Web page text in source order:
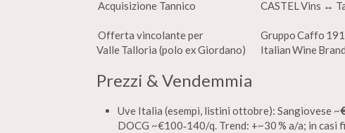
Acquisizione Tannico CASTEL Vins ↔︎
Offerta vincolante per
Valle Talloria (polo ex Giordano)
Gruppo Caffo
Italian Wine
Prezzi & Vendemmia
Uve Italia (esempi, listini ottobre): Sangiovese ~
DOCG ~€100‑140/q. Trend: +~30 % a/a; in casi